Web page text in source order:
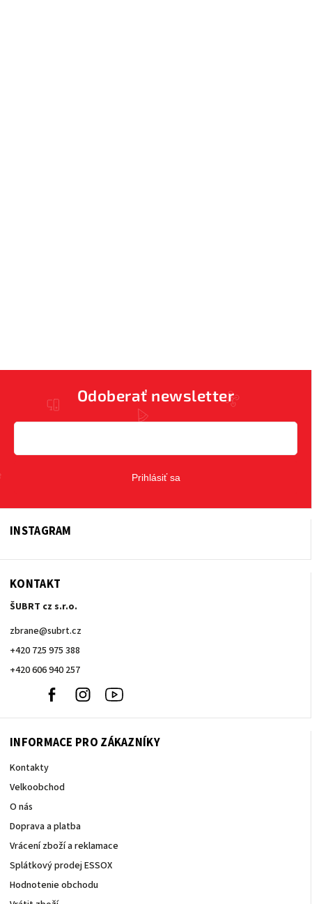
Odoberať newsletter
Prihlásiť sa
INSTAGRAM
KONTAKT
ŠUBRT cz s.r.o.
zbrane@subrt.cz
+420 725 975 388
+420 606 940 257
+420
940
Facebook Instagram
INFORMACE PRO ZÁKAZNÍKY
Kontakty
Velkoobchod
O nás
Doprava a platba
Vrácení zboží a reklamace
Splátkový prodej ESSOX
Hodnotenie obchodu